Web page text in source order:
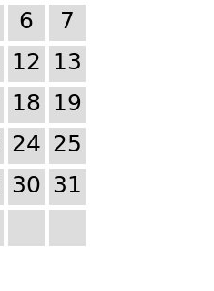
6
7
12 13
18 19
24 25
30 31